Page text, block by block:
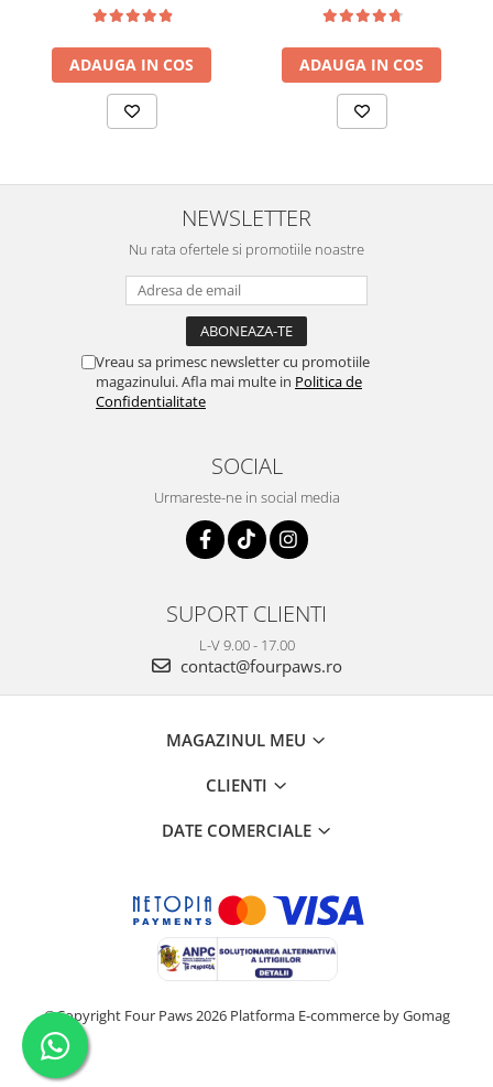
ADAUGA IN COS ADAUGA IN COS
NEWSLETTER
Nu rata ofertele si promotiile noastre
Vreau sa primesc newsletter cu promotiile
magazinului. Afla mai multe in Politica de
Confidentialitate
SOCIAL
Urmareste-ne in social media
SUPORT CLIENTI
L-V 9.00 - 17.00
contact@fourpaws.ro
MAGAZINUL MEU
CLIENTI
DATE COMERCIALE
©Copyright Four Paws 2026 Platforma E-commerce by Gomag